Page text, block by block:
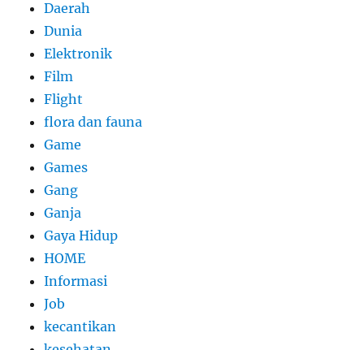
Daerah
Dunia
Elektronik
Film
Flight
flora dan fauna
Game
Games
Gang
Ganja
Gaya Hidup
HOME
Informasi
Job
kecantikan